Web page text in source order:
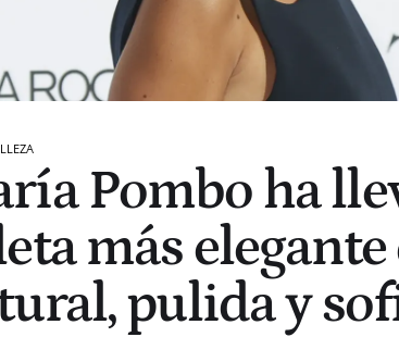
Pombo ha
más
pulida y